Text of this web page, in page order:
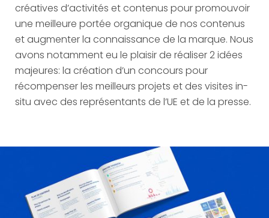
créatives d’activités et contenus pour promouvoir
une meilleure portée organique de nos contenus
et augmenter la connaissance de la marque. Nous
avons notamment eu le plaisir de réaliser 2 idées
majeures: la création d’un concours pour
récompenser les meilleurs projets et des visites in-
situ avec des représentants de l’UE et de la presse.